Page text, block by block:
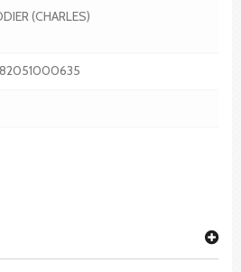
(CHARLES)